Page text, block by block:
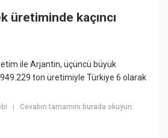
üretiminde kaçıncı
ile Arjantin, üçüncü büyük
ton üretimiyle Türkiye 6 olarak
|Cevabın tamamını burada okuyun: